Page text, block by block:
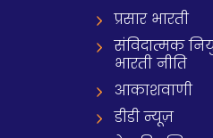
प्रसार भारती
संविदात्मक
भारती नीति
आकाशवाणी
डीडी न्यूज़